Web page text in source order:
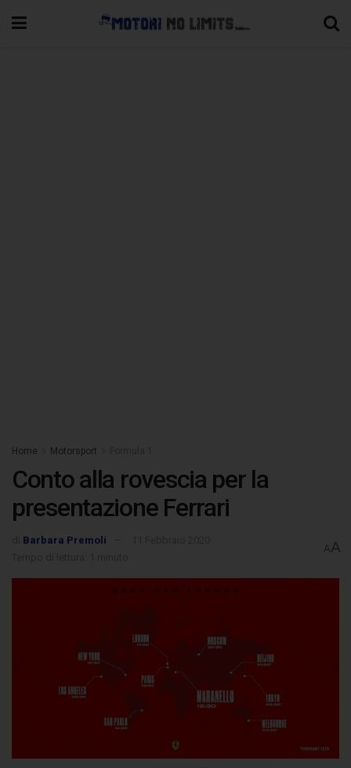
Home Motorsport
Conto alla rovescia per la
presentazione Ferrari
Barbara Premoli
AA